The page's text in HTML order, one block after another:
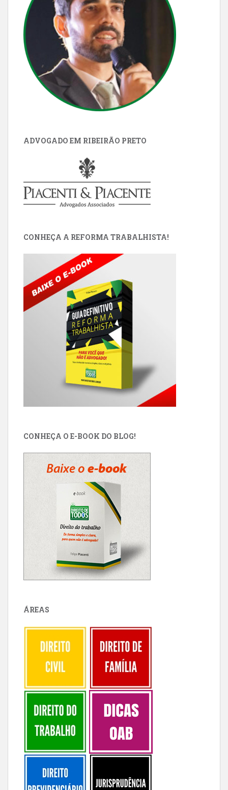
ADVOGADO EM RIBEIRÃO PRETO
CONHEÇA A REFORMA TRABALHISTA!
CONHEÇA O E-BOOK DO BLOG!
ÁREAS